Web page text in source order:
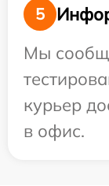
5
Мы
курьер
в офис.